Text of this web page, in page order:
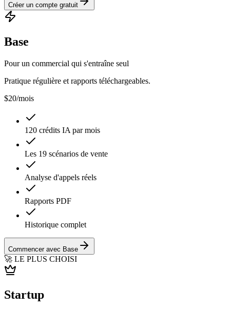
Créer un compte gratuit
Base
Pour un commercial qui s'entraîne seul
Pratique régulière et rapports téléchargeables.
$20/mois
120 crédits IA par mois
Les 19 scénarios de vente
Analyse d'appels réels
Rapports PDF
Historique complet
Commencer avec Base
🚀 LE PLUS CHOISI
Startup